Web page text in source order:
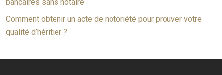
bancaires sans notaire
Comment obtenir un acte de notoriété pour prouver votre
qualité d’héritier ?